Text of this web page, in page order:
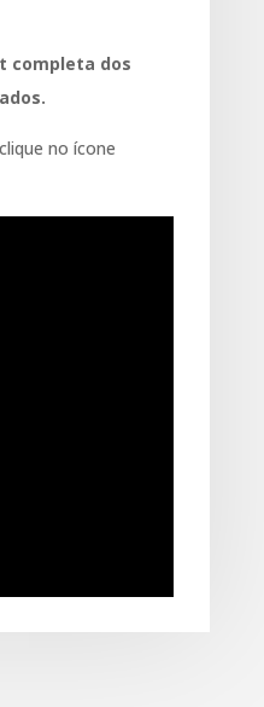
completa dos
no ícone